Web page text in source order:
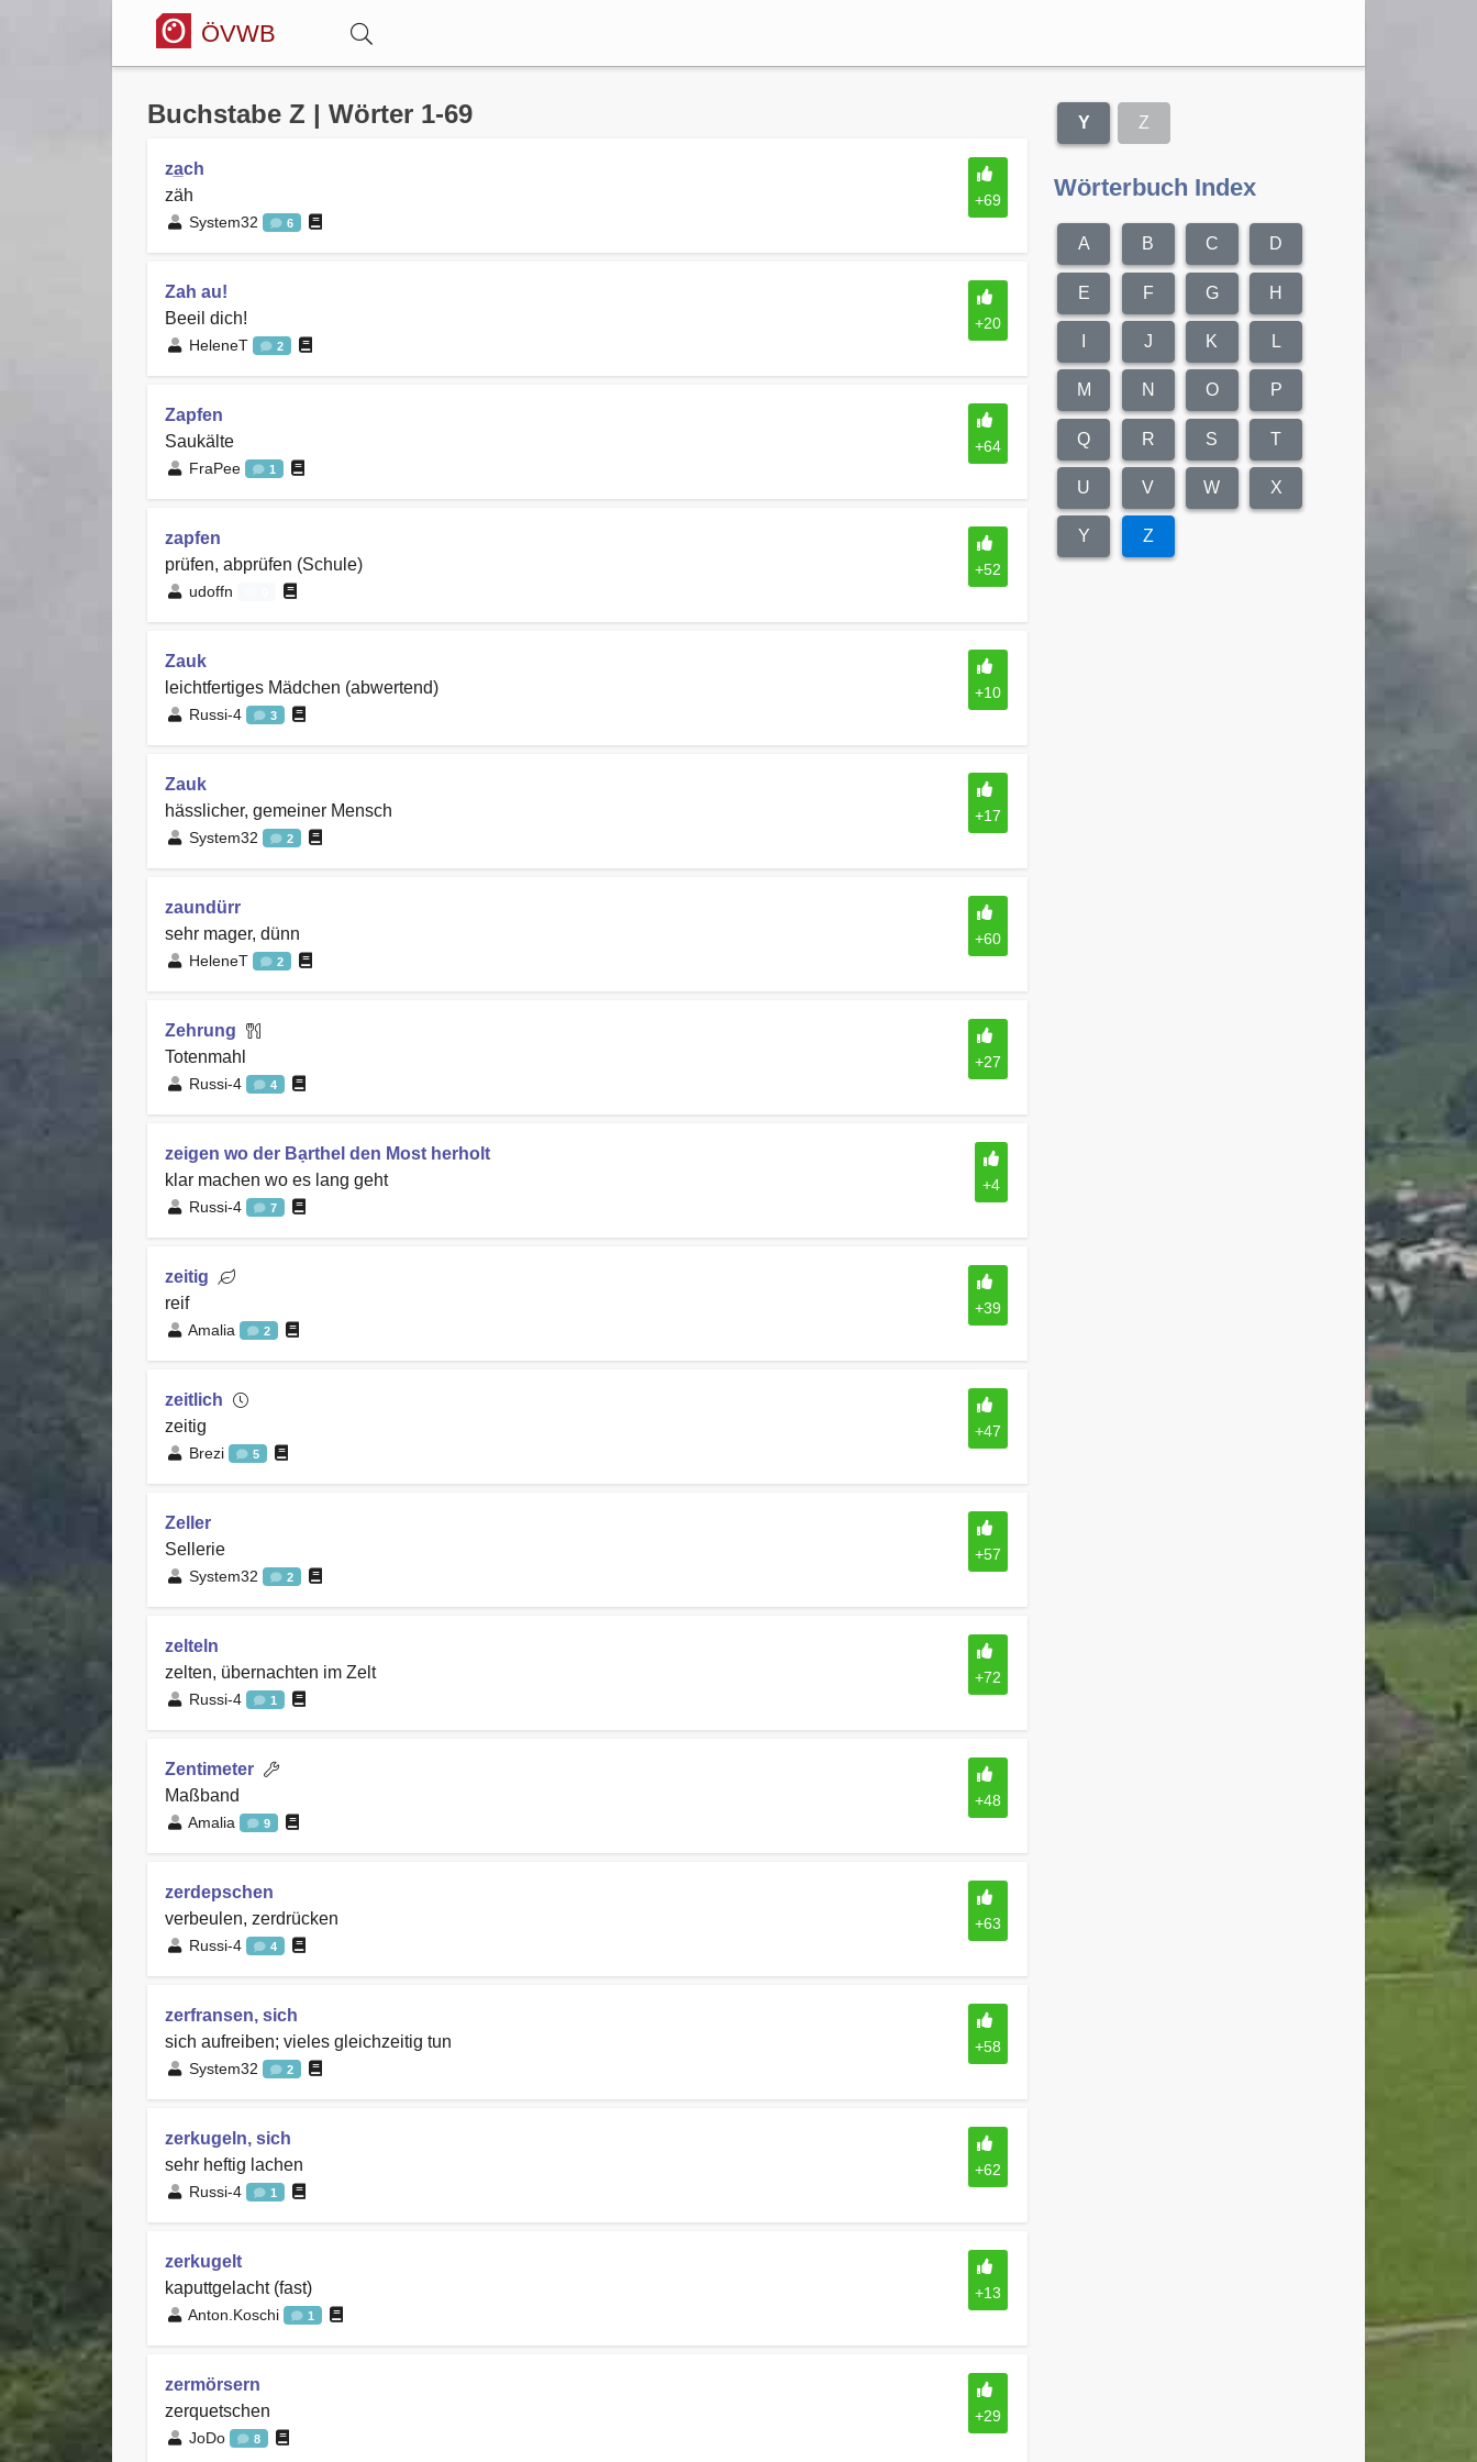
ÖVWB
Anmelden
Wörterbuch
Hitparade
Forum
Blog
Buchstabe Z | Wörter 1-69
+69
za̲ch
zäh
System32 6
+20
Zah au!
Beeil dich!
HeleneT 2
+64
Zapfen
Saukälte
FraPee 1
+52
zapfen
prüfen, abprüfen (Schule)
udoffn
+10
Zauk
leichtfertiges Mädchen (abwertend)
Russi-4 3
+17
Zauk
hässlicher, gemeiner Mensch
System32 2
+60
zaundürr
sehr mager, dünn
HeleneT 2
+27
Zehrung
Totenmahl
Russi-4 4
+4
zeigen wo der Bạrthel den Most herholt
klar machen wo es lang geht
Russi-4 7
+39
zeitig
reif
Amalia 2
+47
zeitlich
zeitig
Brezi 5
+57
Zeller
Sellerie
System32 2
+72
zelteln
zelten, übernachten im Zelt
Russi-4 1
+48
Zentimeter
Maßband
Amalia 9
+63
zerdepschen
verbeulen, zerdrücken
Russi-4 4
+58
zerfransen, sich
sich aufreiben; vieles gleichzeitig tun
System32 2
+62
zerkugeln, sich
sehr heftig lachen
Russi-4 1
+13
zerkugelt
kaputtgelacht (fast)
Anton.Koschi 1
+29
zermörsern
zerquetschen
JoDo 8
Y Z
Wörterbuch Index
A B C D
E F G H
J K L
M N O P
Q R S T
U V W X
Y Z